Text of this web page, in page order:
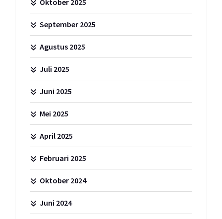
September 2025
Agustus 2025
Juli 2025
Juni 2025
Mei 2025
April 2025
Februari 2025
Oktober 2024
Juni 2024